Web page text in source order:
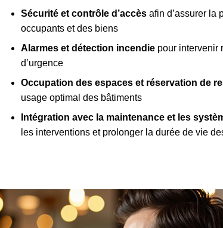
Sécurité et contrôle d’accès afin d’assurer la
occupants et des biens
Alarmes et détection incendie pour intervenir
d’urgence
Occupation des espaces et réservation de
usage optimal des bâtiments
Intégration avec la maintenance et les
les interventions et prolonger la durée de vie